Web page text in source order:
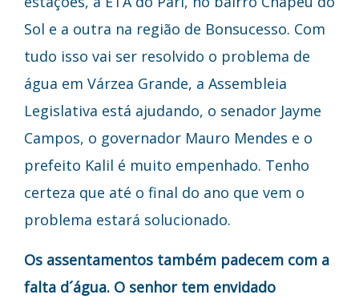
Sol e a outra na região de Bonsucesso. Com
tudo isso vai ser resolvido o problema de
água em Várzea Grande, a Assembleia
Legislativa está ajudando, o senador Jayme
Campos, o governador Mauro Mendes e o
prefeito Kalil é muito empenhado. Tenho
certeza que até o final do ano que vem o
problema estará solucionado.
Os assentamentos também padecem com a
falta d´água. O senhor tem envidado